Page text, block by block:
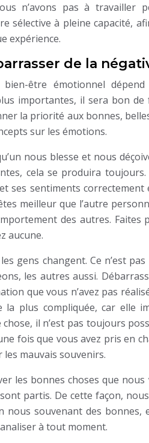
n’avons pas à travailler
sélective à pleine capacité,
expérience.
de la
être émotionnel
importantes, il sera bon
la priorité aux bonnes,
sur les émotions.
nous blesse et nous
cela se produira
ses sentiments
meilleur que l’autre
des autres. Faites
aucune.
gens changent. Ce n’est
les autres aussi.
que vous n’avez pas
la plus compliquée, car elle
il n’est pas toujours
fois que vous avez pris en
mauvais souvenirs.
les bonnes choses que
sont partis. De cette façon,
nous souvenant des
à tout moment.